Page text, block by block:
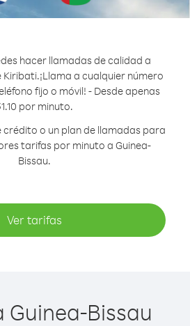
hacer llamadas de calidad a
Kiribati.¡Llama a cualquier número
fijo o móvil! - Desde apenas
por minuto.
o un plan de llamadas para
tarifas por minuto a Guinea-
Bissau.
Ver tarifas
Guinea-Bissau